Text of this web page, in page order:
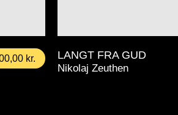
kr. LANGT FRA GUD
Nikolaj Zeuthen